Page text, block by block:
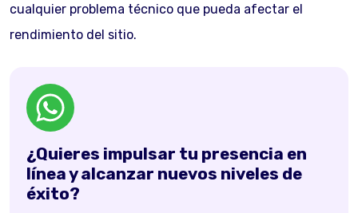
cualquier problema técnico que pueda afectar el
rendimiento del sitio.
¿Quieres impulsar tu presencia en
línea y alcanzar nuevos niveles de
éxito?